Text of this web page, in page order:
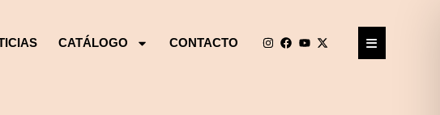
CATÁLOGO CONTACTO